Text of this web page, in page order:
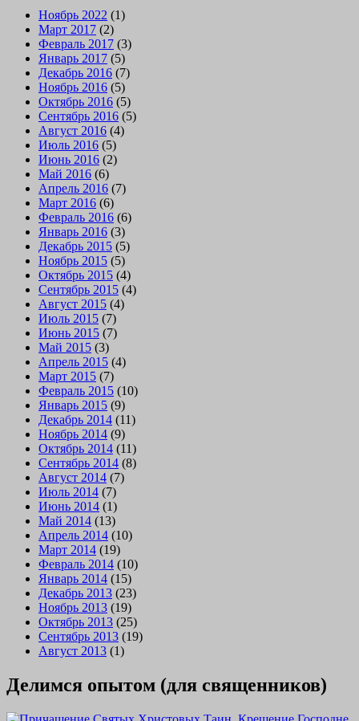
Ноябрь 2022 (1)
Март 2017 (2)
Февраль 2017 (3)
Январь 2017 (5)
Декабрь 2016 (7)
Ноябрь 2016 (5)
Октябрь 2016 (5)
Сентябрь 2016 (5)
Август 2016 (4)
Июль 2016 (5)
Июнь 2016 (2)
Май 2016 (6)
Апрель 2016 (7)
Март 2016 (6)
Февраль 2016 (6)
Январь 2016 (3)
Декабрь 2015 (5)
Ноябрь 2015 (5)
Октябрь 2015 (4)
Сентябрь 2015 (4)
Август 2015 (4)
Июль 2015 (7)
Июнь 2015 (7)
Май 2015 (3)
Апрель 2015 (4)
Март 2015 (7)
Февраль 2015 (10)
Январь 2015 (9)
Декабрь 2014 (11)
Ноябрь 2014 (9)
Октябрь 2014 (11)
Сентябрь 2014 (8)
Август 2014 (7)
Июль 2014 (7)
Июнь 2014 (1)
Май 2014 (13)
Апрель 2014 (10)
Март 2014 (19)
Февраль 2014 (10)
Январь 2014 (15)
Декабрь 2013 (23)
Ноябрь 2013 (19)
Октябрь 2013 (25)
Сентябрь 2013 (19)
Август 2013 (1)
Делимся опытом (для священников)